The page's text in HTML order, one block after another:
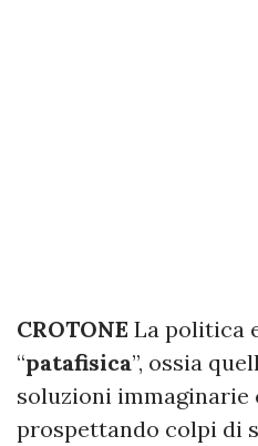
CROTONE La politica
“patafisica”, ossia
soluzioni immaginarie
prospettando colpi di